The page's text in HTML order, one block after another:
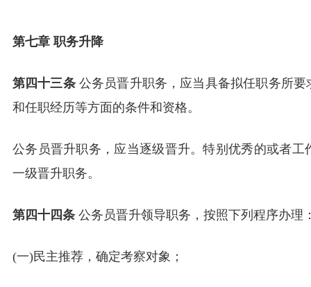
第七章 职务升降
第四十三条公务员晋升职务，应当具备拟任职务所
和任职经历等方面的条件和资格。
公务员晋升职务，应当逐级晋升。特别优秀的或者
一级晋升职务。
第四十四条公务员晋升领导职务，按照下列程序办理
(一)民主推荐，确定考察对象；